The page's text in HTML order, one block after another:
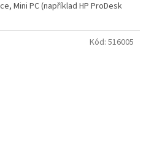
Mini PC (například HP ProDesk
Kód: 516005